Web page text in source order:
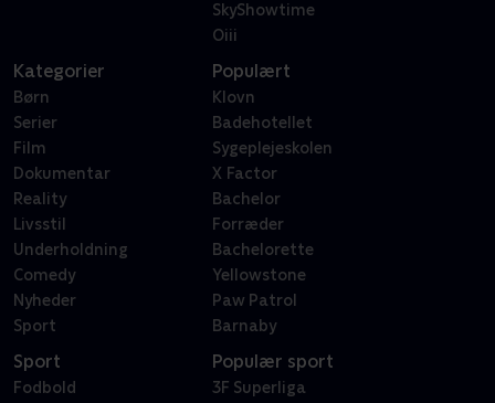
SkyShowtime
Oiii
Kategorier
Børn
Serier
Film
Dokumentar
Reality
Livsstil
Underholdning
Comedy
Nyheder
Sport
Populært
Klovn
Badehotellet
Sygeplejeskolen
X Factor
Bachelor
Forræder
Bachelorette
Yellowstone
Paw Patrol
Barnaby
Sport
Fodbold
Populær sport
3F Superliga